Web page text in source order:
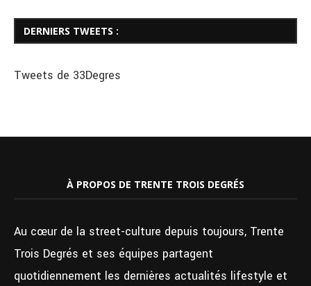
DERNIERS TWEETS :
Tweets de 33Degres
À PROPOS DE TRENTE TROIS DEGRÉS
Au cœur de la street-culture depuis toujours, Trente
Trois Degrés et ses équipes partagent
quotidiennement les dernières actualités lifestyle et